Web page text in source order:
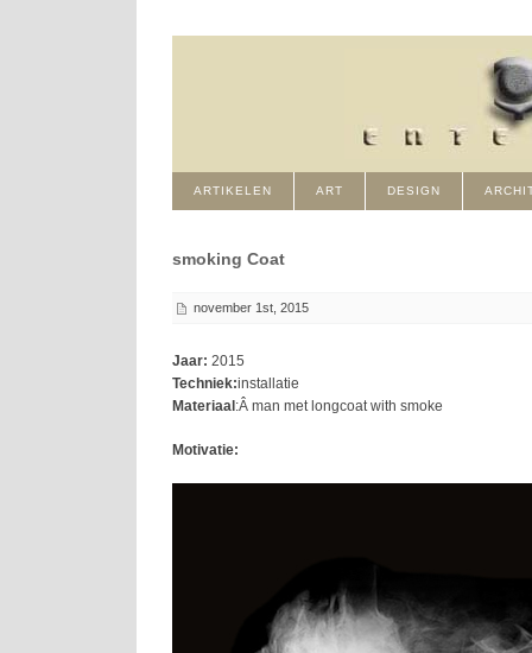
ARTIKELEN ART DESIGN
smoking Coat
november 1st, 2015
Jaar: 2015
Techniek:installatie
Materiaal :Â man met longcoat with smoke
Motivatie: